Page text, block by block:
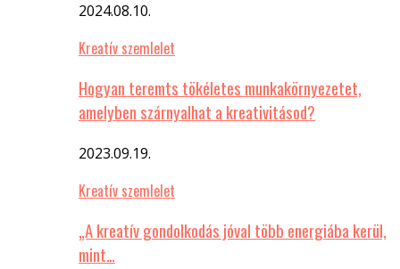
2024.08.10.
Kreatív szemlelet
Hogyan teremts tökéletes munkakörnyezetet,
amelyben szárnyalhat a kreativitásod?
2023.09.19.
Kreatív szemlelet
„A kreatív gondolkodás jóval több energiába kerül,
mint…